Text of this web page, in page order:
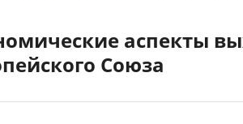
аспекты
Союза